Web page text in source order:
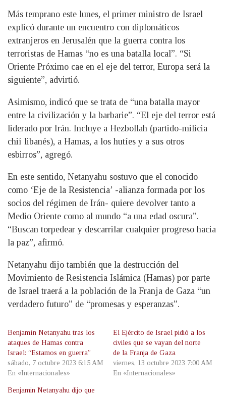
Más temprano este lunes, el primer ministro de Israel
explicó durante un encuentro con diplomáticos
extranjeros en Jerusalén que la guerra contra los
terroristas de Hamas “no es una batalla local”. “Si
Oriente Próximo cae en el eje del terror, Europa será la
siguiente”, advirtió.
Asimismo, indicó que se trata de “una batalla mayor
entre la civilización y la barbarie”. “El eje del terror está
liderado por Irán. Incluye a Hezbollah (partido-milicia
chií libanés), a Hamas, a los hutíes y a sus otros
esbirros”, agregó.
En este sentido, Netanyahu sostuvo que el conocido
como ‘Eje de la Resistencia’ -alianza formada por los
socios del régimen de Irán- quiere devolver tanto a
Medio Oriente como al mundo “a una edad oscura”.
“Buscan torpedear y descarrilar cualquier progreso hacia
la paz”, afirmó.
Netanyahu dijo también que la destrucción del
Movimiento de Resistencia Islámica (Hamas) por parte
de Israel traerá a la población de la Franja de Gaza “un
verdadero futuro” de “promesas y esperanzas”.
Benjamín Netanyahu tras los
ataques de Hamas contra
Israel: “Estamos en guerra”
sábado, 7 octubre 2023 6:15 AM
En «Internacionales»
El Ejército de Israel pidió a los
civiles que se vayan del norte
de la Franja de Gaza
viernes, 13 octubre 2023 7:00 AM
En «Internacionales»
Benjamin Netanyahu dijo que